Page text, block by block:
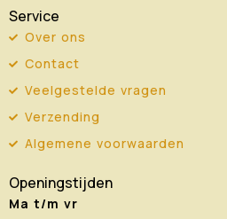
Service
Over ons
Contact
Veelgestelde vragen
Verzending
Algemene voorwaarden
Openingstijden
Ma t/m vr